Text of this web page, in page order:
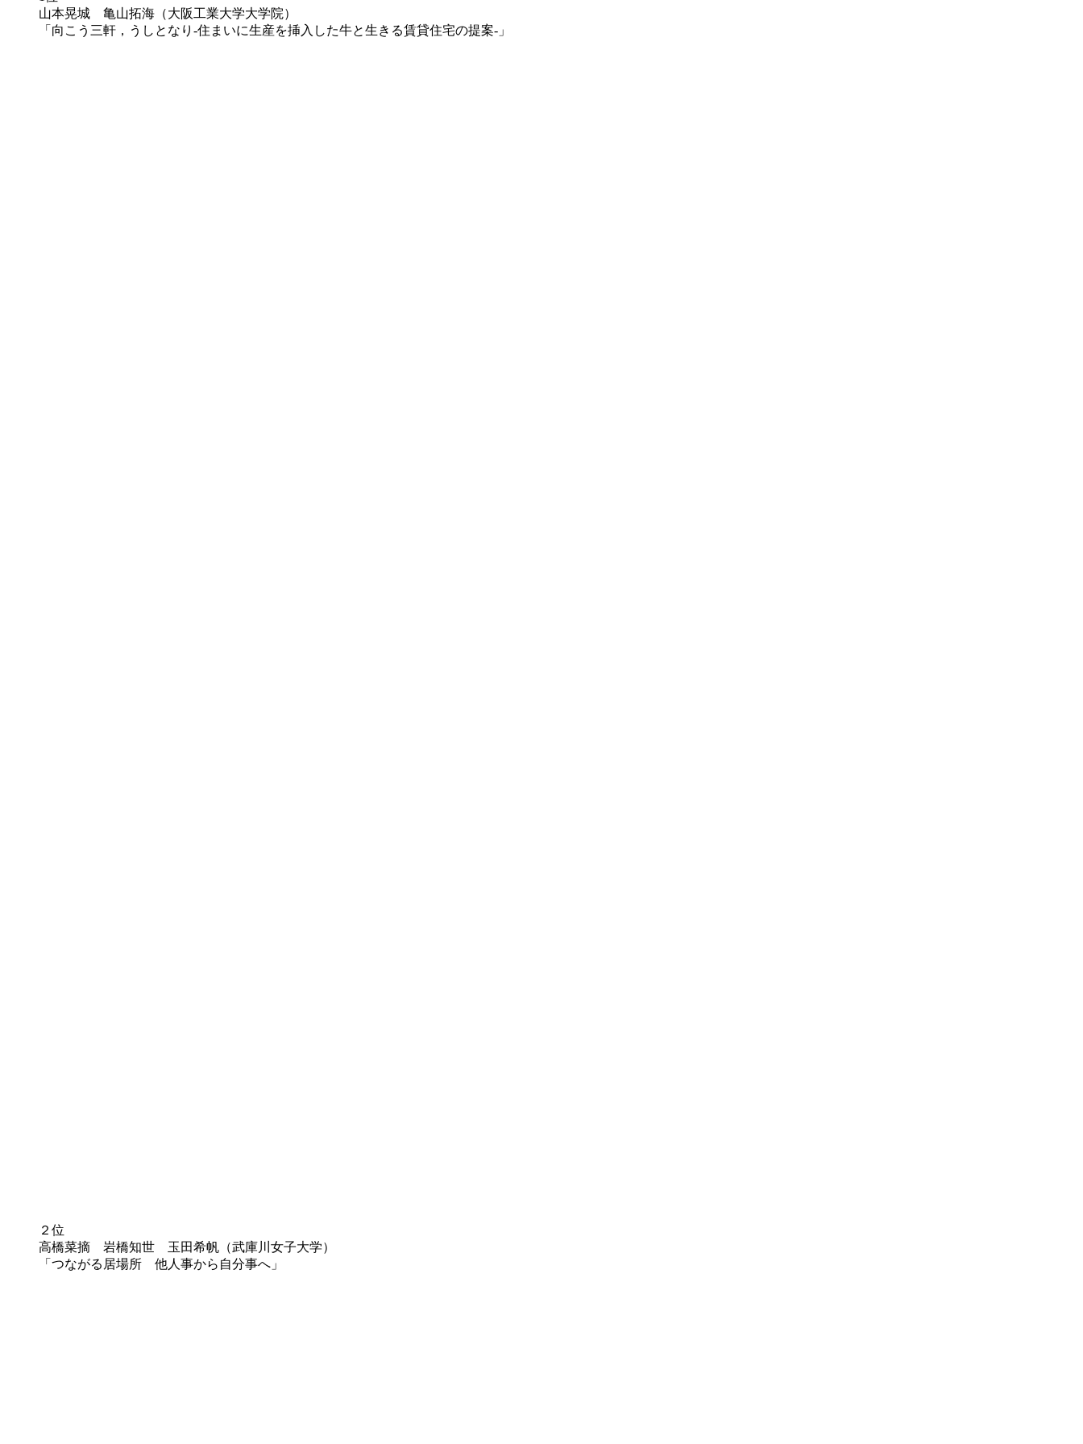
山本晃城 亀山拓海（大阪工業大学大学院）
「向こう三軒，うしとなり-住まいに生産を挿入した牛と生きる賃貸住宅の提案-」
２位
高橋菜摘 岩橋知世 玉田希帆（武庫川女子大学）
「つながる居場所 他人事から自分事へ」